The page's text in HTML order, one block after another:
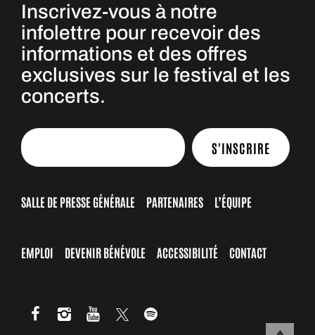
Inscrivez-vous à notre
infolettre pour recevoir des
informations et des offres
exclusives sur le festival et les
concerts.
S'INSCRIRE
SALLE DE PRESSE GÉNÉRALE PARTENAIRES L’ÉQUIPE
EMPLOI DEVENIR BÉNÉVOLE ACCESSIBILITÉ CONTACT